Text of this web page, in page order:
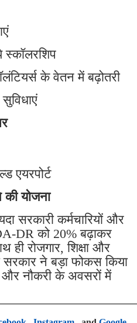
स्कॉलरशिप
के वेतन में बढ़ोतरी
एयरपोर्ट
की योजना
सरकारी कर्मचारियों और
DR को 20% बढ़ाकर
ही रोजगार, शिक्षा और
सरकार ने बड़ा फोकस किया
नौकरी के अवसरों में